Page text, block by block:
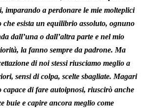
imparando a perdonare le mie molteplici
esista un equilibrio assoluto, ognuno
dall’una o dall’altra parte e nel mio
la fanno sempre da padrone. Ma
di noi stessi riusciamo meglio a
sensi di colpa, scelte sbagliate. Magari
di fare autoipnosi, riuscirò anche
buie e capire ancora meglio come